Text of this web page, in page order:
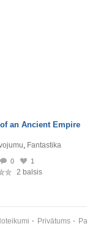
an Ancient Empire
, Fantastika
0 1
2 balsis
Privātums